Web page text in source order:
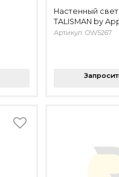
Настенный
TALISMAN by
Артикул: OW5267